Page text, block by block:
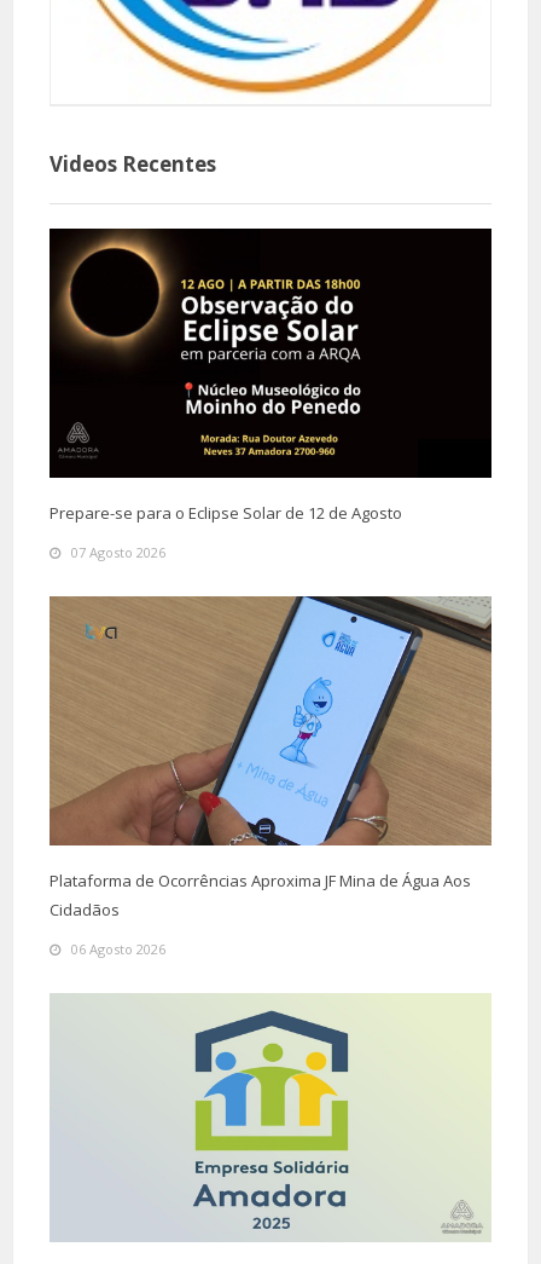
Videos Recentes
Prepare-se para o Eclipse Solar de 12 de Agosto
07 Agosto 2026
Plataforma de Ocorrências Aproxima JF Mina de Água Aos
Cidadãos
06 Agosto 2026